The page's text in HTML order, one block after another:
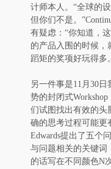
计师本人。“全球的
但你们不是。
有疑虑：“你知道，
的产品入围的时候，
蹈矩的奖项好玩得多。
另一件事是11月30
势的封闭式
们试图找出有效的头
确的思考过程可能更
Edwards提出了五个
与问题相关的关键词
的话写在不同颜色N